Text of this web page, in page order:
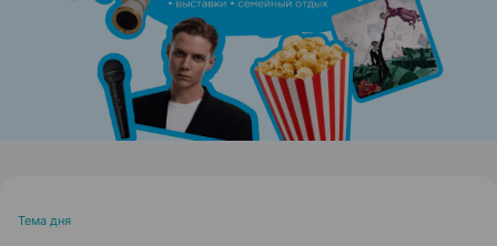
Тема дня